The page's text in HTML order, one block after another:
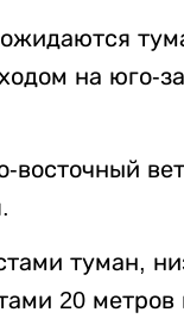
на юго-
восточный
туман,
20 метров